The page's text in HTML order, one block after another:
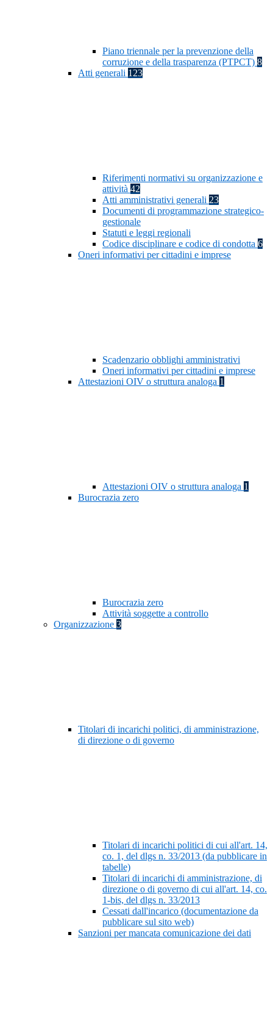
Piano triennale per la prevenzione della
corruzione e della trasparenza (PTPCT) 8
Atti generali 123
Riferimenti normativi su organizzazione e
attività 42
Atti amministrativi generali 23
Documenti di programmazione strategico-
gestionale
Statuti e leggi regionali
Codice disciplinare e codice di condotta 6
Oneri informativi per cittadini e imprese
Scadenzario obblighi amministrativi
Oneri informativi per cittadini e imprese
Attestazioni OIV o struttura analoga 1
Attestazioni OIV o struttura analoga 1
Burocrazia zero
Burocrazia zero
Attività soggette a controllo
Organizzazione 3
Titolari di incarichi politici, di amministrazione,
di direzione o di governo
Titolari di incarichi politici di cui all'art. 14,
co. 1, del dlgs n. 33/2013 (da pubblicare in
tabelle)
Titolari di incarichi di amministrazione, di
direzione o di governo di cui all'art. 14, co.
1-bis, del dlgs n. 33/2013
Cessati dall'incarico (documentazione da
pubblicare sul sito web)
Sanzioni per mancata comunicazione dei dati